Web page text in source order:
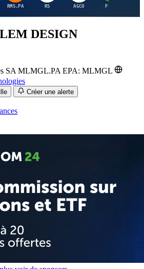
RMS.PA RS AGCO FCFS
DESIGN
SA MLMGL.PA EPA: MLMGL
Créer une alerte